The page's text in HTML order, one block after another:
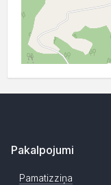
Pakalpojumi
Pamatizziņa